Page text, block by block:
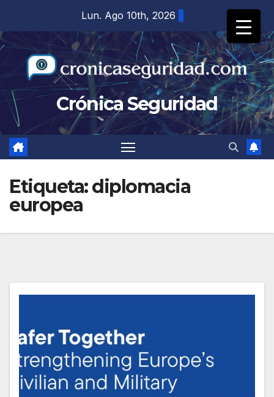
contenido
Lun. Ago 10th, 2026
Crónica Seguridad
Etiqueta:diplomacia
europea